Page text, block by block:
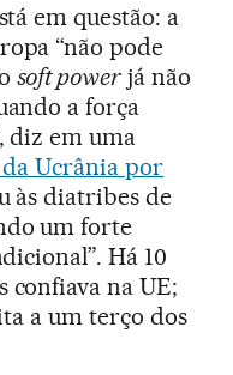
em questão: a
“não pode
soft power já não
a força
diz em uma
Ucrânia por
às diatribes de
um forte
Há 10
confiava na UE;
a um terço dos